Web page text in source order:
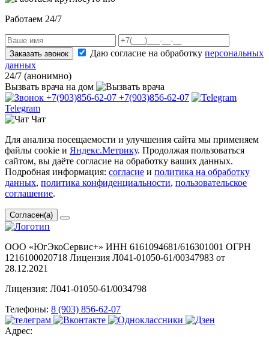
Работаем 24/7
Заказать звонок Даю согласие на обработку персональных
данных
24/7 (анонимно)
Вызвать врача на дом
+7(903)856-62-07 +7(903)856-62-07
Telegram
Чат
Для анализа посещаемости и улучшения сайта мы применяем
файлы cookie и Яндекс.Метрику. Продолжая пользоваться
сайтом, вы даёте согласие на обработку ваших данных.
Подробная информация: согласие и политика на обработку
данных, политика конфиденциальности, пользовательское
соглашение.
Согласен(а)
ООО «ЮгЭкоСервис+» ИНН 6161094681/616301001 ОГРН
1216100020718 Лицензия Л041-01050-61/00347983 от
28.12.2021
Лицензия: Л041-01050-61/0034798
Телефоны: 8 (903) 856-62-07
Адрес: